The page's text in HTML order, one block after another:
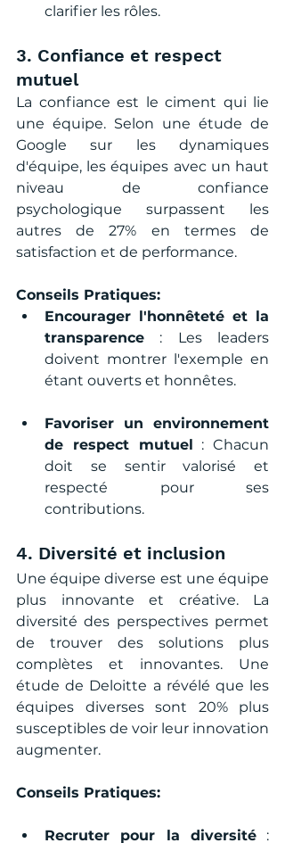
clarifier les rôles.
3. Confiance et respect
mutuel
La confiance est le ciment qui lie
une équipe. Selon une étude de
Google sur les dynamiques
d'équipe, les équipes avec un haut
niveau de confiance
psychologique surpassent les
autres de 27% en termes de
satisfaction et de performance.
Conseils Pratiques:
Encourager l'honnêteté et la
transparence : Les leaders
doivent montrer l'exemple en
étant ouverts et honnêtes.
Favoriser un environnement
de respect mutuel : Chacun
doit se sentir valorisé et
respecté pour ses
contributions.
4. Diversité et inclusion
Une équipe diverse est une équipe
plus innovante et créative. La
diversité des perspectives permet
de trouver des solutions plus
complètes et innovantes. Une
étude de Deloitte a révélé que les
équipes diverses sont 20% plus
susceptibles de voir leur innovation
augmenter.
Conseils Pratiques:
Recruter pour la diversité :